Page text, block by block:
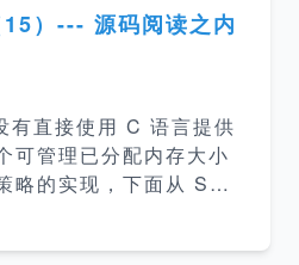
了三种多机模式： 主
式 哨兵模式 主
据备份和单机可能存在
，如果主服务器挂掉那
写就挂掉了，如果一个
用方就无法正确的读数
）--- 源码阅读之内
直接使用 C 语言提供
可管理已分配内存大小
略的实现，下面从 SDS